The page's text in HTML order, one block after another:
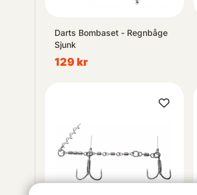
Darts Bombaset - Regnbåge
Sjunk
129 kr